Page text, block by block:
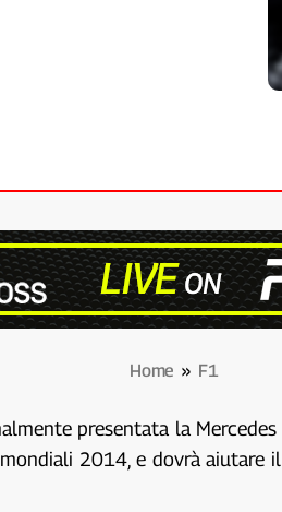
Home » F1
presentata la
2014, e dovrà aiutare